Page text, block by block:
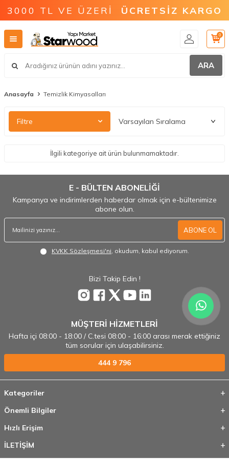
3000 TL VE ÜZERİ ÜCRETSİZ KARGO
ARA
0
Anasayfa Temizlik Kimyasalları
Filtre
İlgili kategoriye ait ürün bulunmamaktadır.
E - BÜLTEN ABONELİĞİ
Kampanya ve indirimlerden haberdar olmak için e-bültenimize
abone olun.
ABONE OL
KVKK Sözleşmesi'ni, okudum, kabul ediyorum.
Bizi Takip Edin !
MÜŞTERİ HİZMETLERİ
Hafta içi 08:00 - 18:00 / C.tesi 08:00 - 16:00 arası merak ettiğiniz
tüm sorular için ulaşabilirsiniz.
444 9 796
Kategoriler
Önemli Bilgiler
Hızlı Erişim
İLETİŞİM